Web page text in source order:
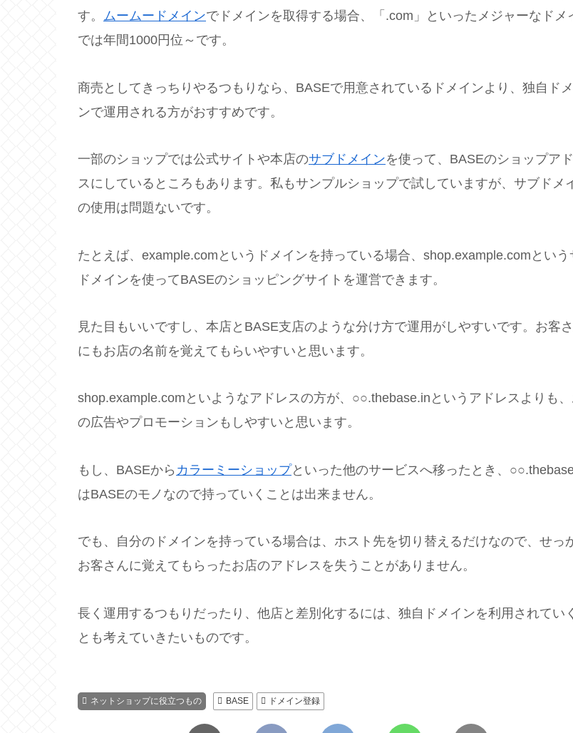
す。 ムームードメインでドメインを取得する場合、「.com」といったメジャーなドメ
では年間1000円位～です。
商売としてきっちりやるつもりなら、BASEで用意されているドメインより、独自ド
ンで運用される方がおすすめです。
一部のショップでは公式サイトや本店のサブドメインを使って、BASEのショップア
スにしているところもあります。私もサンプルショップで試していますが、サブドメ
の使用は問題ないです。
たとえば、example.comというドメインを持っている場合、shop.example.comという
ドメインを使ってBASEのショッピングサイトを運営できます。
見た目もいいですし、本店とBASE支店のような分け方で運用がしやすいです。お客
にもお店の名前を覚えてもらいやすいと思います。
shop.example.comといようなアドレスの方が、○○.thebase.inというアドレスよりも
の広告やプロモーションもしやすいと思います。
もし、BASEから カラーミーショップといった他のサービスへ移ったとき、
はBASEのモノなので持っていくことは出来ません。
でも、自分のドメインを持っている場合は、ホスト先を切り替えるだけなので、せっ
お客さんに覚えてもらったお店のアドレスを失うことがありません。
長く運用するつもりだったり、他店と差別化するには、独自ドメインを利用されてい
とも考えていきたいものです。
ネットショップに役立つもの BASE ドメイン登録